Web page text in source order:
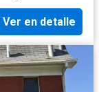
Ver en detalle